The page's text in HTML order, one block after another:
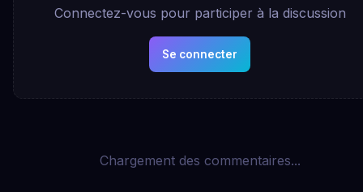
Connectez-vous pour participer à la discussion
Se connecter
Chargement des commentaires...